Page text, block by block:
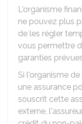
L'organisme
ne pouvez plus
de les régler
vous permettre
garanties
Si l'organisme
une assurance
souscrit cette
externe,